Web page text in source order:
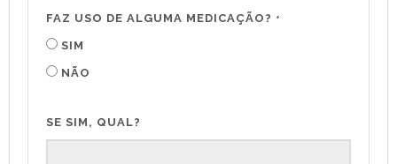
FAZ USO DE ALGUMA MEDICAÇÃO? *
SIM
NÃO
SE SIM, QUAL?